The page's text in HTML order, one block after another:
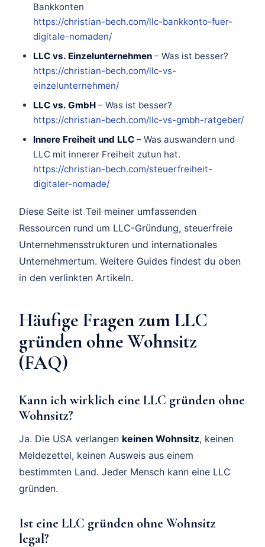
Bankkonten
https://christian-bech.com/llc-bankkonto-fuer-
digitale-nomaden/
LLC vs. Einzelunternehmen – Was ist besser?
https://christian-bech.com/llc-vs-
einzelunternehmen/
LLC vs. GmbH – Was ist besser?
https://christian-bech.com/llc-vs-gmbh-ratgeber/
Innere Freiheit und LLC – Was auswandern und
LLC mit innerer Freiheit zutun hat.
https://christian-bech.com/steuerfreiheit-
digitaler-nomade/
Diese Seite ist Teil meiner umfassenden
Ressourcen rund um LLC-Gründung, steuerfreie
Unternehmensstrukturen und internationales
Unternehmertum. Weitere Guides findest du oben
in den verlinkten Artikeln.
Häufige Fragen zum LLC
gründen ohne Wohnsitz
(FAQ)
Kann ich wirklich eine LLC gründen ohne
Wohnsitz?
Ja. Die USA verlangen keinen Wohnsitz, keinen
Meldezettel, keinen Ausweis aus einem
bestimmten Land. Jeder Mensch kann eine LLC
gründen.
Ist eine LLC gründen ohne Wohnsitz
legal?